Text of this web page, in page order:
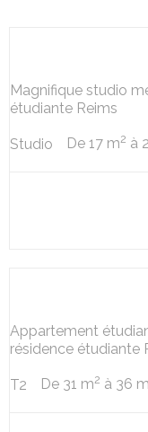
Magnifique studio
étudiante Reims
Studio De 17 m2 à
Appartement
résidence étudiante
T2 De 31 m2 à 36 m